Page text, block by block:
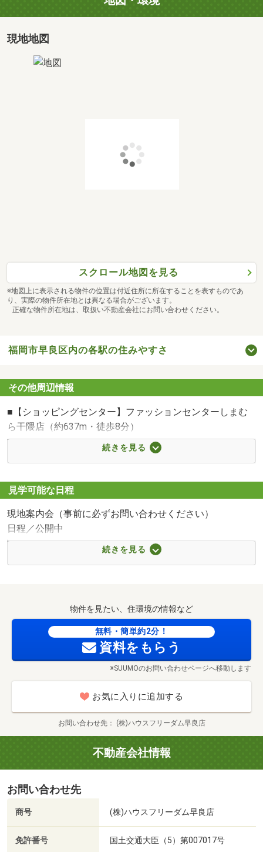
⑤比較検討段階のためとことん見学したい（約120分～）
ご希望・ご要望がございましたら
ご遠慮なくお申し付けください。
・ファイナンシャルプランナーに資金計画を無料相談。
・オプション工事を住宅ローンに組み込んで賢く買い物！
ご安心してご来店下さい。
現地地図
スクロール地図を見る
※地図上に表示される物件の位置は付近住所に所在することを表すものであ
り、実際の物件所在地とは異なる場合がございます。
正確な物件所在地は、取扱い不動産会社にお問い合わせください。
福岡市早良区内の各駅の住みやすさ
その他周辺情報
■【ショッピングセンター】ファッションセンターしまむ
ら干隈店（約637m・徒歩8分）
■【ショッピングセンター】イオン野芥店（約899m・徒歩
■【スーパー】マックスバリュエクスプレス干隈店（約
624m・徒歩8分）
■【コンビニ】セブンイレブン福岡干隈5丁目店（約
323m・徒歩5分）
■【コンビニ】生活彩家牟田病院店（約464m・徒歩6分）
■【ドラッグストア】ドラッグセガミ干隈店（約643m・徒
1151m・徒歩15分）
■【中学校】福岡市立原中学校（約1207m・徒歩16分）
■【小学校】福岡市立飯倉小学校（約524m・徒歩7分）
■【幼稚園・保育園】淡水さわら幼稚園（約196m・徒歩3
分）
■【病院】医療法人福西会福西会病院（約977m・徒歩13
続きを見る
見学可能な日程
現地案内会（事前に必ずお問い合わせください）
日程／公開中
時間／10:00～18:00
■現地案内＆モデルハウス案内会開催中■
また仕事の合間に見学したい等お客様のご都合に沿えるよ
う
豊富な見学会をご用意しています。
～☆～☆～見学会の内容～☆～☆～
②資金計画・住宅ローンご相談（約30分～）
③初期検討のため物件見学のみしたい（約30分～）
④今が購入時期なのか把握したい（約60分～）
ご希望・ご要望がございましたら
ご遠慮なくお申し付けください。
■価格や写真を随時更新■
続きを見る
物件を見たい、住環境の情報など
無料・簡単約2分！
資料をもらう
※SUUMOのお問い合わせページへ移動します
お気に入りに追加する
お問い合わせ先 (株)ハウスフリーダム早良店
不動産会社情報
お問い合わせ先
商号 (株)ハウスフリーダム早良店
免許番号 国土交通大臣（5）第007017号